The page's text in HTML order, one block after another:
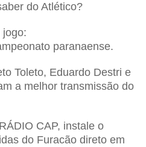
do Atlético?
jogo:
paranaense.
Toleto, Eduardo Destri e
a melhor transmissão do
CAP, instale o
do Furacão direto em